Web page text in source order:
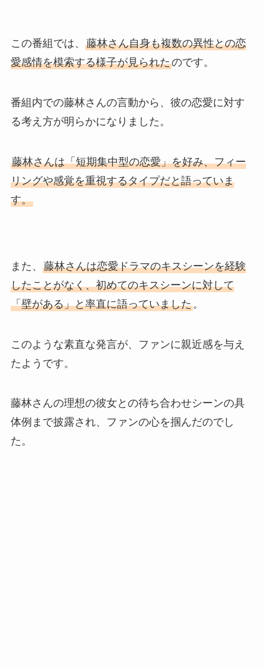
この番組では、 藤林さん自身も複数の異性との恋
愛感情を模索する様子が見られたのです。
番組内での藤林さんの言動から、彼の恋愛に対す
る考え方が明らかになりました。
藤林さんは「短期集中型の恋愛」を好み、フィー
リングや感覚を重視するタイプだと語っていま
す。
また、 藤林さんは恋愛ドラマのキスシーンを経験
したことがなく、初めてのキスシーンに対して
「壁がある」と率直に語っていました。
このような素直な発言が、ファンに親近感を与え
たようです。
藤林さんの理想の彼女との待ち合わせシーンの具
体例まで披露され、ファンの心を掴んだのでし
た。